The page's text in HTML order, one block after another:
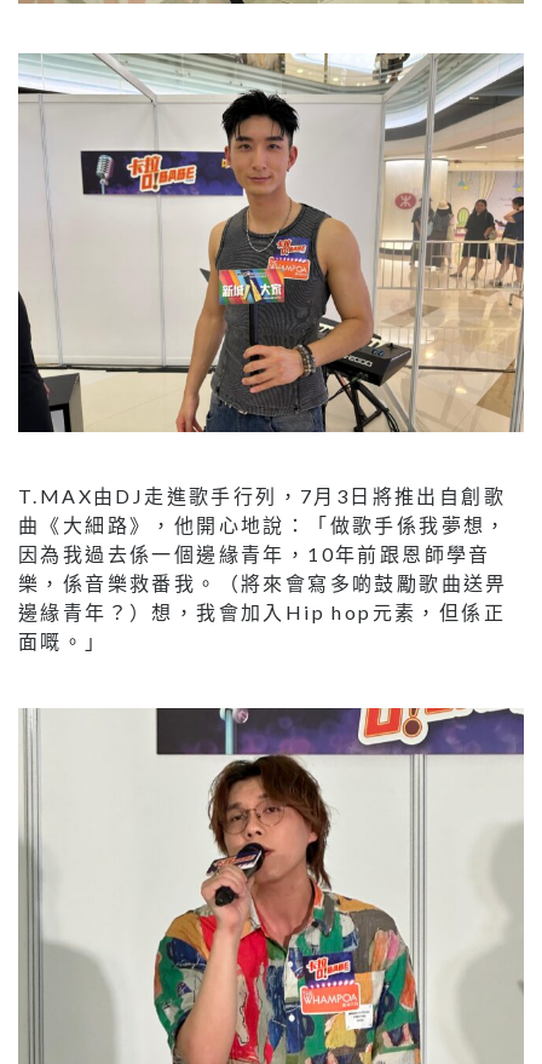
T.MAX由DJ走進歌手行列，7月3日將推出自創歌
曲《大細路》，他開心地說：「做歌手係我夢想，
因為我過去係一個邊緣青年，10年前跟恩師學音
樂，係音樂救番我。（將來會寫多啲鼓勵歌曲送畀
邊緣青年？）想，我會加入Hip hop元素，但係正
面嘅。」